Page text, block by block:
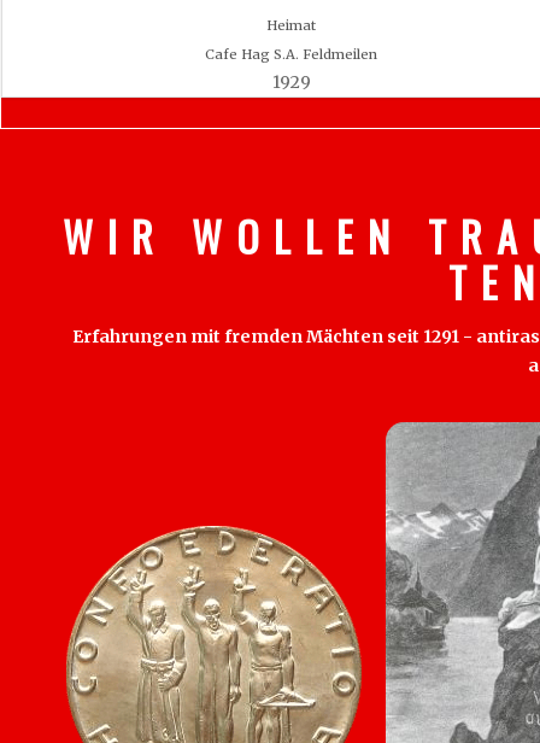
Heimat
Cafe Hag S.A. Feldmeilen
1929
W I R W O L L E N T R
T E
Erfahrungen mit fremden Mächten seit 1291 -